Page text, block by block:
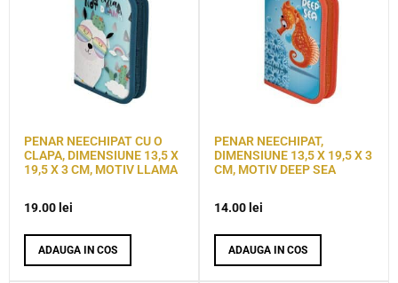
PENAR NEECHIPAT CU O
CLAPA, DIMENSIUNE 13,5 X
19,5 X 3 CM, MOTIV LLAMA
19.00 lei
ADAUGA IN COS
PENAR NEECHIPAT,
DIMENSIUNE 13,5 X 19,5 X 3
CM, MOTIV DEEP SEA
14.00 lei
ADAUGA IN COS